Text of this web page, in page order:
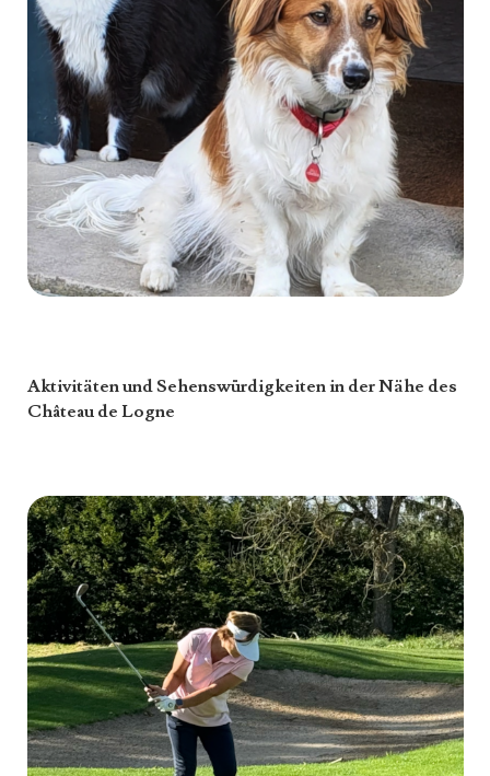
Aktivitäten und Sehenswürdigkeiten in der Nähe des
Château de Logne